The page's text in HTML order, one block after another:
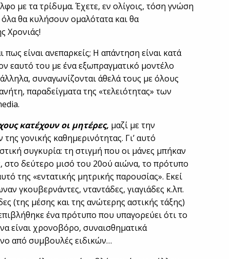
με τα τρίδυμα. Έχετε, εν ολίγοις, τόση γνώση
θα κυλήσουν ομαλότατα και θα
Χρονιάς!
πως είναι ανεπαρκείς; Η απάντηση είναι κατά
εαυτό του με ένα εξωπραγματικό μοντέλο
συναγωνίζονται άθελά τους με όλους
παραδείγματα της «τελειότητας» των
κατέχουν οι μητέρες, μαζί με την
γονικής καθημερινότητας. Γι’ αυτό
συγκυρία: τη στιγμή που οι μάνες μπήκαν
στο δεύτερο μισό του 20ού αιώνα, το πρότυπο
της «εντατικής μητρικής παρουσίας». Εκεί
γκουβερνάντες, νταντάδες, γιαγιάδες κ.λπ.
(της μέσης και της ανώτερης αστικής τάξης)
ένα πρότυπο που υπαγορεύει ότι το
είναι χρονοβόρο, συναισθηματικά
από συμβουλές ειδικών…